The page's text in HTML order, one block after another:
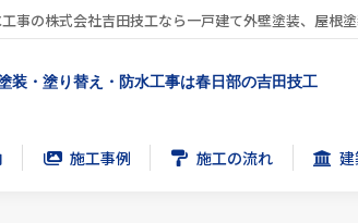
事の株式会社吉田技工なら一戸建て外壁塗装、屋根
装・塗り替え・防水工事は春日部の吉田技工
施工事例 施工の流れ
施工事例 施工の流れ